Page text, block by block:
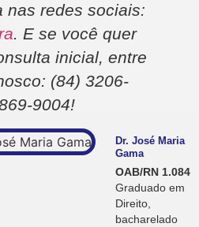
nas redes sociais:
. E se você quer
inicial, entre
(84) 3206-
9004!
Dr. José Maria
Gama
OAB/RN 1.084
Graduado em
Direito,
bacharelado